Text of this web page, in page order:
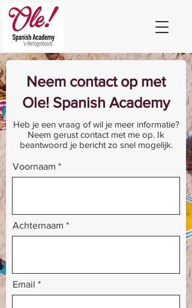
Neem contact op met
Ole! Spanish Academy
Heb je een vraag of wil je meer informatie?
Neem gerust contact met me op. Ik
beantwoord je bericht zo snel mogelijk.
Voornaam
Achternaam
Email